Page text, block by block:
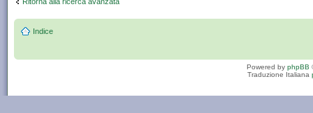
Indice
Powered by phpBB
Traduzione Italiana